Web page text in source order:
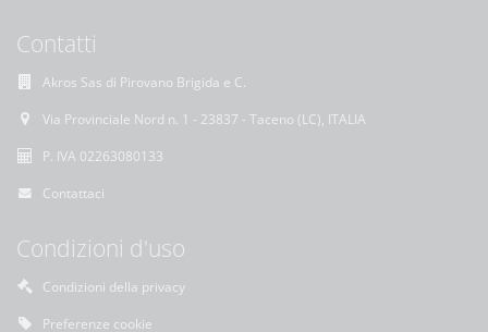
Contatti
Akros Sas di Pirovano Brigida e C.
Via Provinciale Nord n. 1 - 23837 - Taceno (LC), ITALIA
P. IVA 02263080133
Contattaci
Condizioni d'uso
Condizioni della privacy
Preferenze cookie